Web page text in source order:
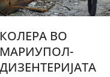
КОЛЕРА ВО
МАРИУПОЛ-
ДИЗЕНТЕРИЈАТА